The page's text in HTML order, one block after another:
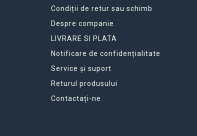
Condiții de retur sau schimb
Despre companie
LIVRARE SI PLATA
Notificare de confidențialitate
Service și suport
Returul produsului
Contactați-ne